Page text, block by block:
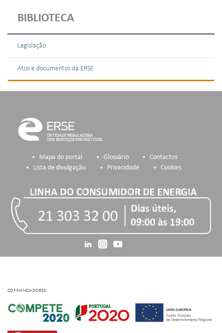
BIBLIOTECA
Legislação
Atos e documentos da ERSE
Mapa do portal Glossário
Contactos
Lista de divulgação
Privacidade Cookies
COFINANCIADORES: